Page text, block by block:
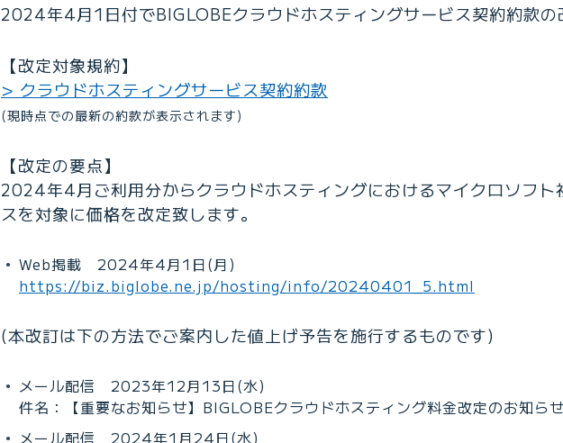
2024年4月1日付でBIGLOBEクラウドホスティングサービス契約約款の
【改定対象規約】
> クラウドホスティングサービス契約約款
(現時点での最新の約款が表示されます)
【改定の要点】
2024年4月ご利用分からクラウドホスティングにおけるマイクロソフト
スを対象に価格を改定致します。
Web掲載 2024年4月1日(月)
https://biz.biglobe.ne.jp/hosting/info/20240401_5.html
(本改訂は下の方法でご案内した値上げ予告を施行するものです)
メール配信 2023年12月13日(水)
件名：【重要なお知らせ】BIGLOBEクラウドホスティング料金改定のお知
メール配信 2024年1月24日(水)